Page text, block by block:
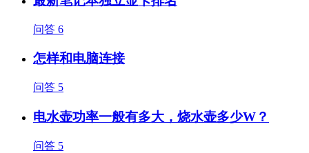
问答 6
怎样和电脑连接
问答 5
电水壶功率一般有多大，烧水壶多少W？
问答 5